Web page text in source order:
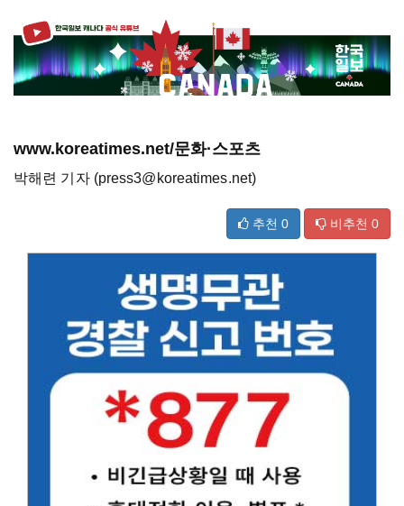
www.koreatimes.net/문화·스포츠
박해련 기자 (press3@koreatimes.net)
추천 0 비추천 0